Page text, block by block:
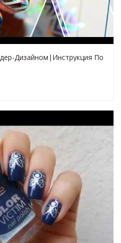
Дизайном|Инструкция По